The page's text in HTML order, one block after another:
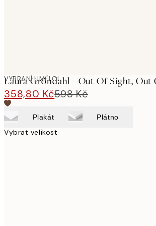
VYBRANÍ UMĚLCI
Laura Gröndahl - Out Of Sight, Out
358,80 Kč598 Kč
Plakát Plátno
Vybrat velikost